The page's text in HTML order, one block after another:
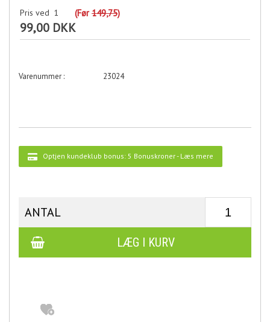
Pris ved 1 (Før149,75)
99,00 DKK
23024
Optjen kundeklub bonus: 5 Bonuskroner- Læs mere
ANTAL